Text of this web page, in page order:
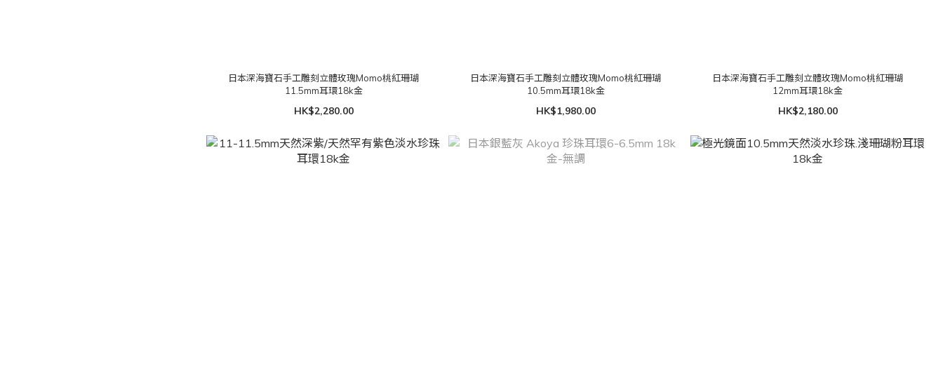
日本深海寶石手工雕刻立體玫瑰Momo桃紅珊瑚
11.5mm耳環18k金
HK$2,280.00
日本深海寶石手工雕刻立體玫瑰Momo桃紅珊瑚
10.5mm耳環18k金
HK$1,980.00
日本深海寶石手工雕刻立體玫瑰Momo桃紅珊瑚
12mm耳環18k金
HK$2,180.00